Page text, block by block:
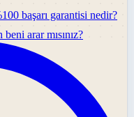
başarı garantisi nedir?
arar mısınız?